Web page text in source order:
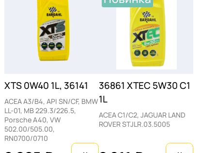
гибридных силовых установок.
Транспортных средств с
многоступенчатыми системами очистки
выхлопа (DPF).
спецификациям гарантирует полную
совместимость с материалами
уплотнителей и корректную работу всех
датчиков силового агрегата.
XTS 0W40 1L, 36141
ACEA A3/B4, API SN/CF, BMW
LL-01, MB 229.3/226.5,
Porsche A40, VW
502.00/505.00,
RN0700/0710
36861 XTEC 5W30 C1
1L
ACEA C1/C2, JAGUAR LAND
ROVER STJLR.03.5005